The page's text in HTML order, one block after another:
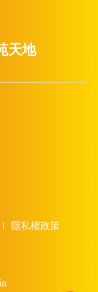
天地
隱私權政策